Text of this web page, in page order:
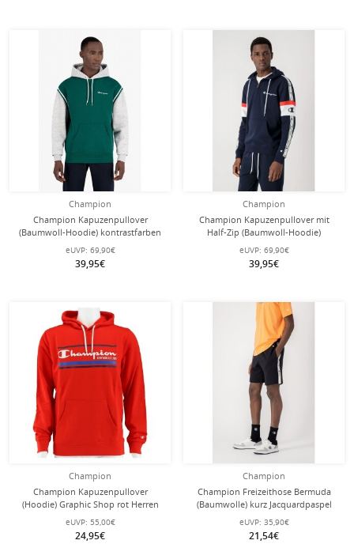
Champion
Champion Kapuzenpullover
(Baumwoll-Hoodie) kontrastfarben
mit kleinem Logo grün Herren
eUVP: 69,90€
39,95€
Champion
Champion Kapuzenpullover mit
Half-Zip (Baumwoll-Hoodie)
American Tape navyblau Herren
eUVP: 69,90€
39,95€
Champion
Champion Kapuzenpullover
(Hoodie) Graphic Shop rot Herren
eUVP: 55,00€
24,95€
Champion
Champion Freizeithose Bermuda
(Baumwolle) kurz Jacquardpaspel
schwarz Herren
eUVP: 35,90€
21,54€